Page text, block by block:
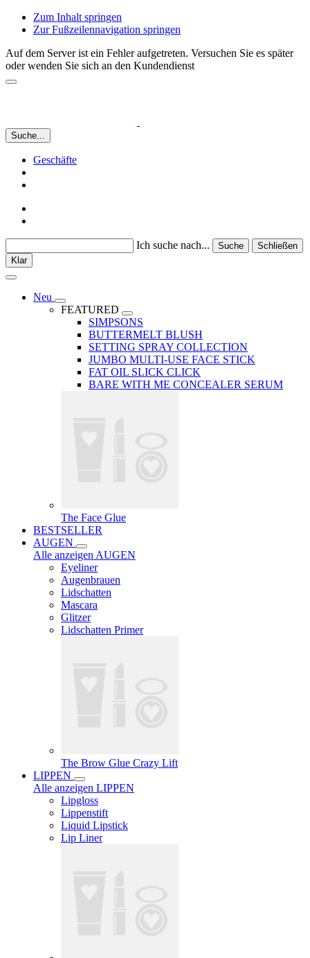
Zum Inhalt springen
Zur Fußzeilennavigation springen
Auf dem Server ist ein Fehler aufgetreten. Versuchen Sie es später
oder wenden Sie sich an den Kundendienst
Suche...
Geschäfte
Ich suche nach... Suche
Schließen
Klar
Neu
FEATURED
SIMPSONS
BUTTERMELT BLUSH
SETTING SPRAY COLLECTION
JUMBO MULTI-USE FACE STICK
FAT OIL SLICK CLICK
BARE WITH ME CONCEALER SERUM
The Face Glue
BESTSELLER
AUGEN
Alle anzeigen AUGEN
Eyeliner
Augenbrauen
Lidschatten
Mascara
Glitzer
Lidschatten Primer
The Brow Glue Crazy Lift
LIPPEN
Alle anzeigen LIPPEN
Lipgloss
Lippenstift
Liquid Lipstick
Lip Liner